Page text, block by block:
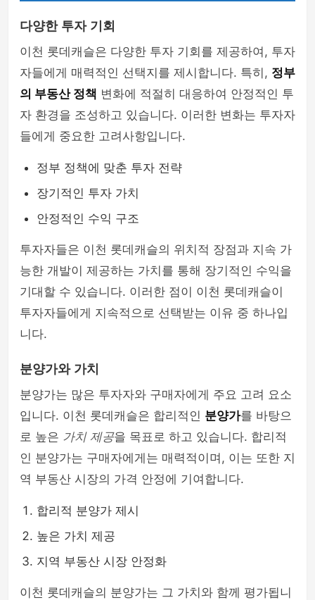
다양한 투자 기회
이천 롯데캐슬은 다양한 투자 기회를 제공하여, 투자
자들에게 매력적인 선택지를 제시합니다. 특히, 정부
의 부동산 정책 변화에 적절히 대응하여 안정적인 투
자 환경을 조성하고 있습니다. 이러한 변화는 투자자
들에게 중요한 고려사항입니다.
정부 정책에 맞춘 투자 전략
장기적인 투자 가치
안정적인 수익 구조
투자자들은 이천 롯데캐슬의 위치적 장점과 지속 가
능한 개발이 제공하는 가치를 통해 장기적인 수익을
기대할 수 있습니다. 이러한 점이 이천 롯데캐슬이
투자자들에게 지속적으로 선택받는 이유 중 하나입
니다.
분양가와 가치
분양가는 많은 투자자와 구매자에게 주요 고려 요소
입니다. 이천 롯데캐슬은 합리적인 분양가를 바탕으
로 높은 가치 제공을 목표로 하고 있습니다. 합리적
인 분양가는 구매자에게는 매력적이며, 이는 또한 지
역 부동산 시장의 가격 안정에 기여합니다.
합리적 분양가 제시
높은 가치 제공
지역 부동산 시장 안정화
이천 롯데캐슬의 분양가는 그 가치와 함께 평가됩니